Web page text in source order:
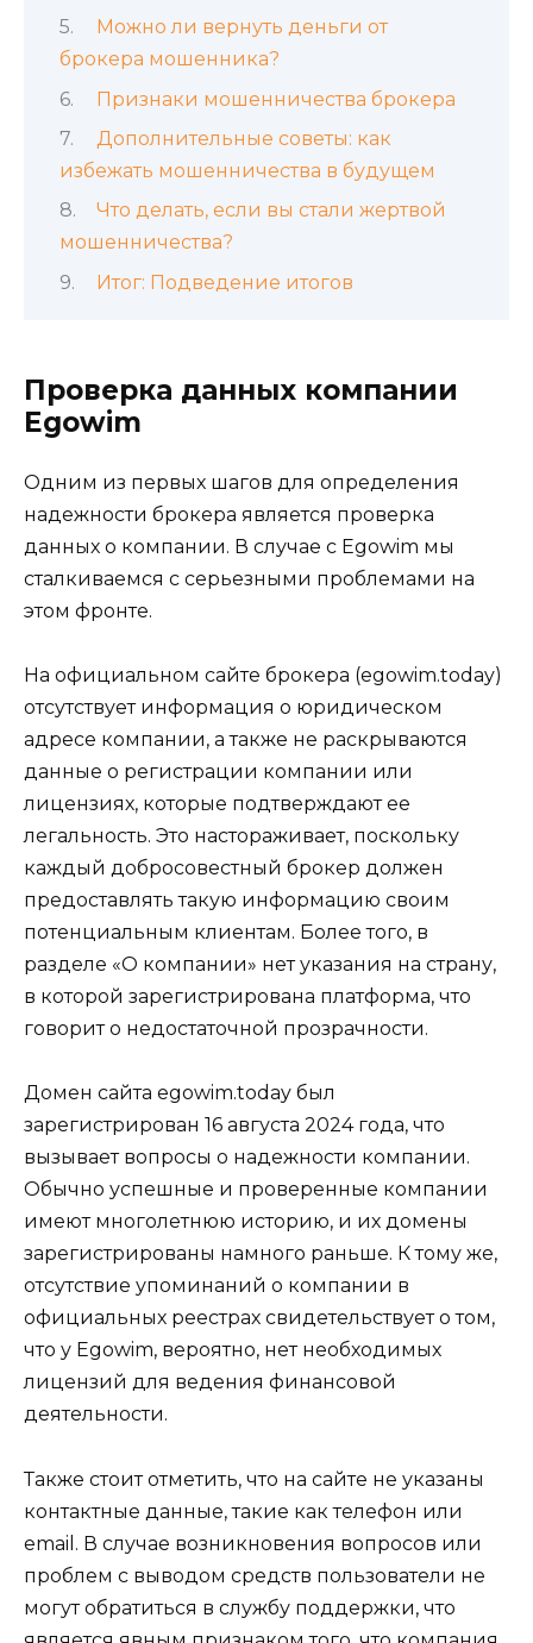
Можно ли вернуть деньги от
брокера мошенника?
Признаки мошенничества брокера
Дополнительные советы: как
избежать мошенничества в будущем
Что делать, если вы стали жертвой
мошенничества?
Итог: Подведение итогов
Проверка данных компании
Egowim
Одним из первых шагов для определения
надежности брокера является проверка
данных о компании. В случае с Egowim мы
сталкиваемся с серьезными проблемами на
этом фронте.
На официальном сайте брокера (egowim.today)
отсутствует информация о юридическом
адресе компании, а также не раскрываются
данные о регистрации компании или
лицензиях, которые подтверждают ее
легальность. Это настораживает, поскольку
каждый добросовестный брокер должен
предоставлять такую информацию своим
потенциальным клиентам. Более того, в
разделе «О компании» нет указания на страну,
в которой зарегистрирована платформа, что
говорит о недостаточной прозрачности.
Домен сайта egowim.today был
зарегистрирован 16 августа 2024 года, что
вызывает вопросы о надежности компании.
Обычно успешные и проверенные компании
имеют многолетнюю историю, и их домены
зарегистрированы намного раньше. К тому же,
отсутствие упоминаний о компании в
официальных реестрах свидетельствует о том,
что у Egowim, вероятно, нет необходимых
лицензий для ведения финансовой
деятельности.
Также стоит отметить, что на сайте не указаны
контактные данные, такие как телефон или
email. В случае возникновения вопросов или
проблем с выводом средств пользователи не
могут обратиться в службу поддержки, что